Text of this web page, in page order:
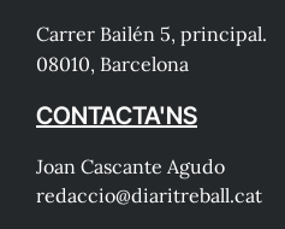
Carrer Bailén 5, principal.
08010, Barcelona
CONTACTA'NS
Joan Cascante Agudo
redaccio@diaritreball.cat